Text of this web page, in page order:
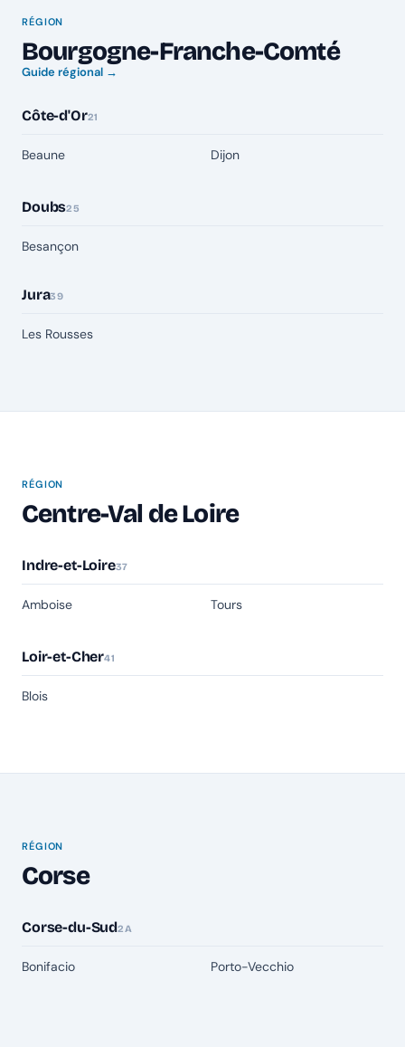
RÉGION
Bourgogne-Franche-Comté
Guide régional →
Côte-d'Or21
Beaune Dijon
Doubs25
Besançon
Jura39
Les Rousses
RÉGION
Centre-Val de Loire
Indre-et-Loire37
Amboise Tours
Loir-et-Cher41
Blois
RÉGION
Corse
Corse-du-Sud2A
Bonifacio Porto-Vecchio